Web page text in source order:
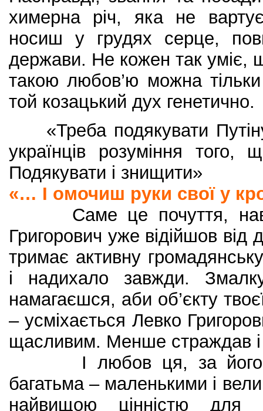
химерна річ, яка не
носиш у грудях серце,
держави. Не кожен так уміє,
такою любов’ю можна
той козацький дух генетично.
«Треба подякувати
українців розуміння
Подякувати і знищити»
«… І омочиш руки свої у
Саме це почуття,
Григорович уже відійшов від
тримає активну
і надихало завжди.
намагаєшся, аби об’єкту
– усміхається Левко
щасливим. Менше страждав і
І любов ця, за його
багатьма – маленькими і
найвищою цінністю для